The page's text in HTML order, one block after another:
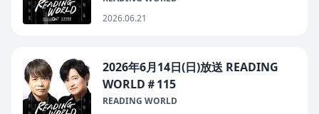
2026.06.21
2026年6月14日(日)放送 READING
WORLD＃115
READING WORLD